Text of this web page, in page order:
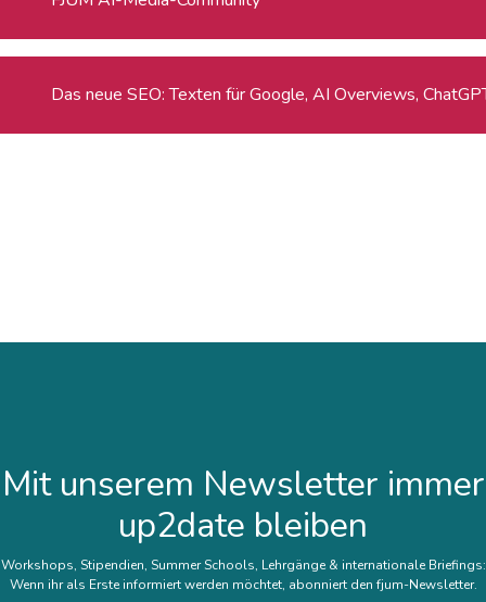
Das neue SEO: Texten für Google, AI Overviews,
Mit unserem Newsletter immer
up2date bleiben
Workshops, Stipendien, Summer Schools, Lehrgänge & internationale Briefings:
Wenn ihr als Erste informiert werden möchtet, abonniert den fjum-Newsletter.